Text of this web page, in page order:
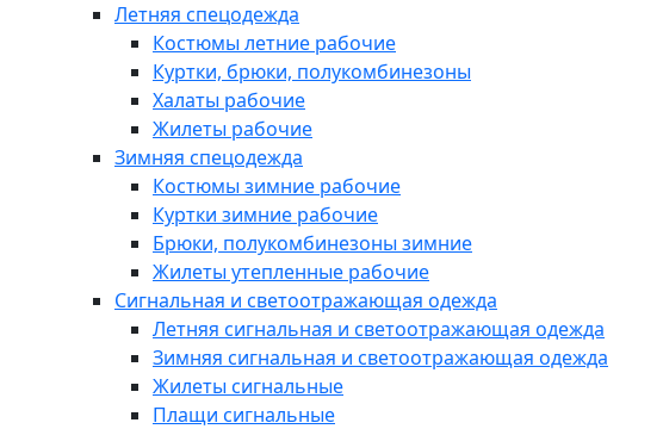
Летняя спецодежда
Костюмы летние рабочие
Куртки, брюки, полукомбинезоны
Халаты рабочие
Жилеты рабочие
Зимняя спецодежда
Костюмы зимние рабочие
Куртки зимние рабочие
Брюки, полукомбинезоны зимние
Жилеты утепленные рабочие
Сигнальная и светоотражающая одежда
Летняя сигнальная и светоотражающая одежда
Зимняя сигнальная и светоотражающая одежда
Жилеты сигнальные
Плащи сигнальные